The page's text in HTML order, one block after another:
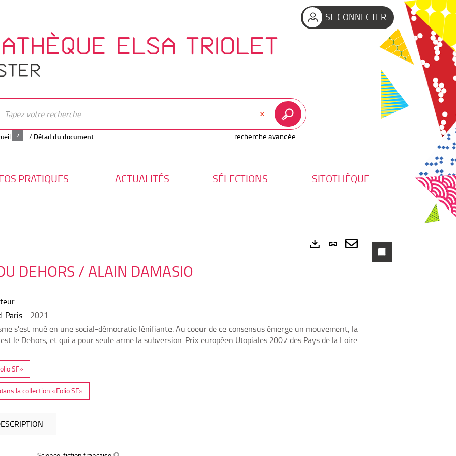
SE CONNECTER
ELSA TRIOLET
recherche avancée
/ Détail du document
PRATIQUES ACTUALITÉS SÉLECTIONS SITOTHÈQUE
Lien
permanent
Envoyer
DEHORS / ALAIN DAMASIO
Paris - 2021
s'est mué en une social-démocratie lénifiante. Au coeur de ce consensus émerge un mouvement, la
le Dehors, et qui a pour seule arme la subversion. Prix européen Utopiales 2007 des Pays de la Loire.
SF»
la collection «Folio SF»